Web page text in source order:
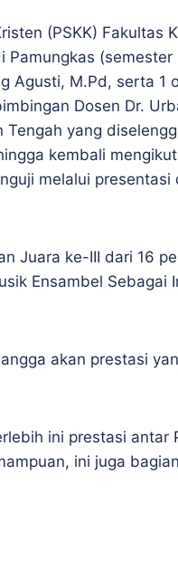
(PSKK) Fakultas
Pamungkas (semester
Agusti, M.Pd, serta 1
Dosen Dr.
yang
kembali
melalui presentasi
Juara ke-III dari 16
Ensambel Sebagai
akan prestasi
ini prestasi antar
ini juga